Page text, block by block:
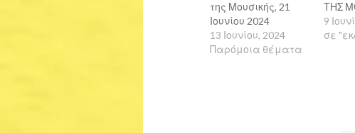
της Μουσικής, 21
Ιουνίου 2024
13 Ιουνίου, 2024
Παρόμοια θέματα
ΤΗΣ
9
σε